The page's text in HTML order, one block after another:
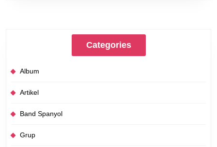
Categories
Album
Artikel
Band Spanyol
Grup